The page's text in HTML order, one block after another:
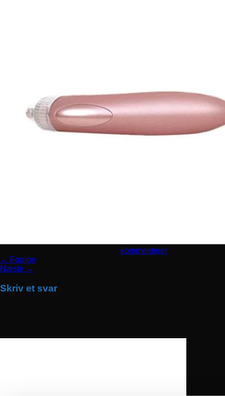
kommenterer.
← Forrige
Næste →
Skriv et svar